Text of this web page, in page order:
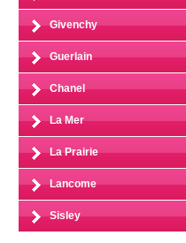
Givenchy
Guerlain
Chanel
La Mer
La Prairie
Lancome
Sisley